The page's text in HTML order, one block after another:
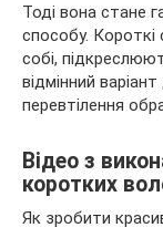
Тоді вона стане
способу.
собі,
відмінний
перевтілення
Відео з
коротких
Як зробити